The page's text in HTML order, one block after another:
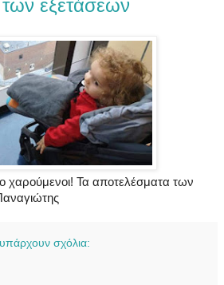
εξετάσεων
χαρούμενοι! Τα αποτελέσματα των
σχόλια: